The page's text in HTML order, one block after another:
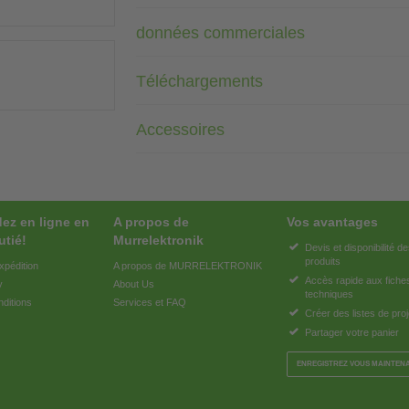
données commerciales
Téléchargements
Accessoires
en ligne en
A propos de
Murrelektronik
A propos de MURRELEKTRONIK
About Us
Services et FAQ
Vos avantages
Devis et disponibilité
produits
Accès rapide aux
techniques
Créer des listes de
Partager votre panier
ENREGISTREZ VOUS